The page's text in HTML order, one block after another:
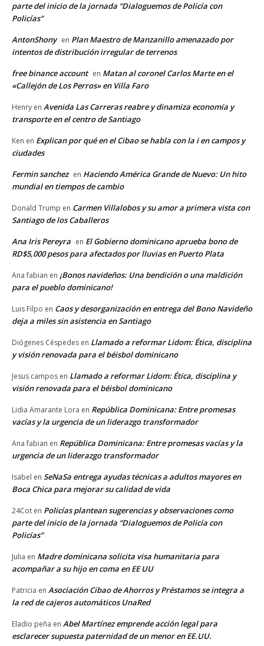
parte del inicio de la jornada “Dialoguemos de Policía con
Policías”
AntonShony en Plan Maestro de Manzanillo amenazado por
intentos de distribución irregular de terrenos
free binance account en Matan al coronel Carlos Marte en el
«Callejón de Los Perros» en Villa Faro
Henry en Avenida Las Carreras reabre y dinamiza economía y
transporte en el centro de Santiago
Ken en Explican por qué en el Cibao se habla con la i en campos y
ciudades
Fermin sanchez en Haciendo América Grande de Nuevo: Un hito
mundial en tiempos de cambio
Donald Trump en Carmen Villalobos y su amor a primera vista con
Santiago de los Caballeros
Ana Iris Pereyra en El Gobierno dominicano aprueba bono de
RD$5,000 pesos para afectados por lluvias en Puerto Plata
Ana fabian en ¡Bonos navideños: Una bendición o una maldición
para el pueblo dominicano!
Luis Filpo en Caos y desorganización en entrega del Bono Navideño
deja a miles sin asistencia en Santiago
Diógenes Céspedes en Llamado a reformar Lidom: Ética, disciplina
y visión renovada para el béisbol dominicano
Jesus campos en Llamado a reformar Lidom: Ética, disciplina y
visión renovada para el béisbol dominicano
Lidia Amarante Lora en República Dominicana: Entre promesas
vacías y la urgencia de un liderazgo transformador
Ana fabian en República Dominicana: Entre promesas vacías y la
urgencia de un liderazgo transformador
Isabel en SeNaSa entrega ayudas técnicas a adultos mayores en
Boca Chica para mejorar su calidad de vida
24Cot en Policías plantean sugerencias y observaciones como
parte del inicio de la jornada “Dialoguemos de Policía con
Policías”
Julia en Madre dominicana solicita visa humanitaria para
acompañar a su hijo en coma en EE UU
Patricia en Asociación Cibao de Ahorros y Préstamos se integra a
la red de cajeros automáticos UnaRed
Eladio peña en Abel Martínez emprende acción legal para
esclarecer supuesta paternidad de un menor en EE.UU.